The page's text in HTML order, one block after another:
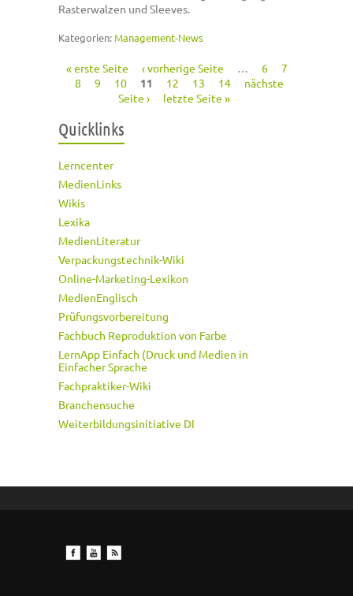
Rasterwalzen und Sleeves.
Kategorien: Management-News
Seiten
« erste Seite ‹ vorherige Seite … 6
7
8
9 10 11 12 13 14
nächste
Seite ›
letzte Seite »
Quicklinks
Lerncenter
MedienLinks
Wikis
Lexika
MedienLiteratur
Verpackungstechnik-Wiki
Online-Marketing-Lexikon
MedienEnglisch
Prüfungsvorbereitung
Fachbuch Reproduktion von Farbe
LernApp Einfach (Druck und Medien in
Einfacher Sprache
Fachpraktiker-Wiki
Branchensuche
Weiterbildungsinitiative DI